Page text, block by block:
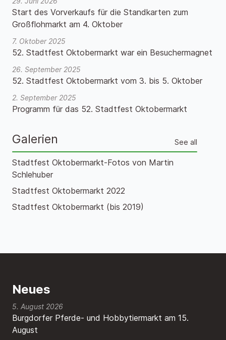
Start des Vorverkaufs für die Standkarten zum
Großflohmarkt am 4. Oktober
7. Oktober 2025
52. Stadtfest Oktobermarkt war ein Besuchermagnet
26. September 2025
52. Stadtfest Oktobermarkt vom 3. bis 5. Oktober
2. September 2025
Programm für das 52. Stadtfest Oktobermarkt
Galerien See all
Stadtfest Oktobermarkt-Fotos von Martin
Schlehuber
Stadtfest Oktobermarkt 2022
Stadtfest Oktobermarkt (bis 2019)
Neues
Burgdorfer Pferde- und Hobbytiermarkt am 15.
August
5. August 2026